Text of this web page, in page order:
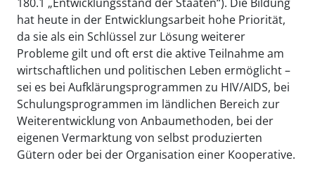
hat heute in der Entwicklungsarbeit hohe Priorität,
da sie als ein Schlüssel zur Lösung weiterer
Probleme gilt und oft erst die aktive Teilnahme am
wirtschaftlichen und politischen Leben ermöglicht –
sei es bei Aufklärungsprogrammen zu HIV/AIDS, bei
Schulungsprogrammen im ländlichen Bereich zur
Weiterentwicklung von Anbaumethoden, bei der
eigenen Vermarktung von selbst produzierten
Gütern oder bei der Organisation einer Kooperative.